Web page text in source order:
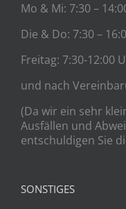
Mo & Mi: 7:30 –
Die & Do: 7:30 –
Freitag: 7:30-12:00
und nach
(Da wir ein sehr
Ausfällen und
entschuldigen Sie
SONSTIGES